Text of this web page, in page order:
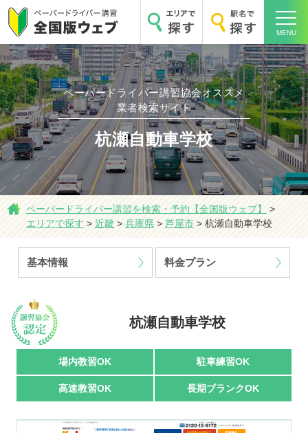
MENU
ホーム
エリアで探す
駅名で探す
おすすめ業者
ペーパードライバー講習協会オススメ
業者検索サイト
杭瀬自動車学校
ペーパードライバー講習を検索・予約【全国版ウェブ】
>
エリアで探す > 近畿 > 兵庫県 > 芦屋市 > 杭瀬自動車学校
基本情報 料金プラン
杭瀬自動車学校
場内教習OK 駐車練習OK
高速教習OK 長期ブランクOK